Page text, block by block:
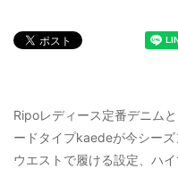
Ripoレディース定番デニム
ードタイプkaedeが今シー
ウエストで履ける設定、ハ